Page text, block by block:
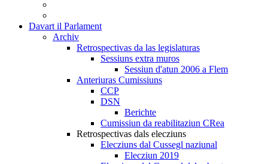
Davart il Parlament
Archiv
Retrospectivas da las legislaturas
Sessiuns extra muros
Sessiun d'atun 2006 a Flem
Anteriuras Cumissiuns
CCP
DSN
Berichte
Cumissiun da reabilitaziun CRea
Retrospectivas dals elecziuns
Elecziuns dal Cussegl naziunal
Elecziun 2019